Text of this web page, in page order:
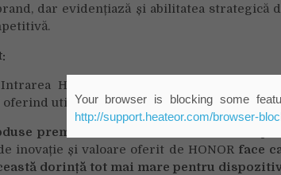
dar evidențiază și abilitatea strategică
Intrarea HONOR în top 5 branduri
oferind utilizatorilor o diversitate mai mare.
premium
inovație și valoare oferit de HONOR face
dorință tot mai mare pentru
Your browser is blocking some
http://support.heateor.com/browser-